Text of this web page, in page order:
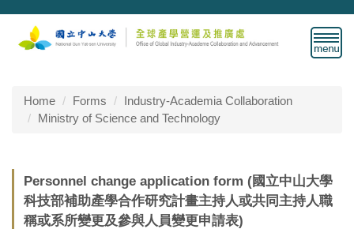
Jump
the
blockHome Forms
Industry-Academia Collaboration
Ministry of Science and Technology
Personnel change application form (國立中山大學
科技部補助產學合作研究計畫主持人或共同主持人職
稱或系所變更及參與人員變更申請表)